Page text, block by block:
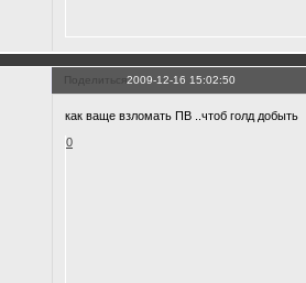
Поделиться2009-12-16 15:02:50
как ваще взломать ПВ ..чтоб голд добыть
0